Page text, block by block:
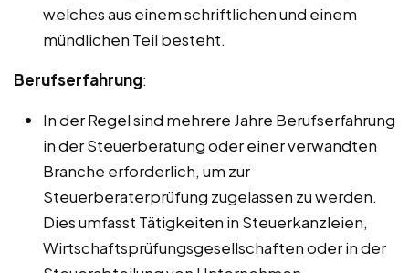
welches aus einem schriftlichen und einem
mündlichen Teil besteht.
Berufserfahrung:
In der Regel sind mehrere Jahre Berufserfahrung
in der Steuerberatung oder einer verwandten
Branche erforderlich, um zur
Steuerberaterprüfung zugelassen zu werden.
Dies umfasst Tätigkeiten in Steuerkanzleien,
Wirtschaftsprüfungsgesellschaften oder in der